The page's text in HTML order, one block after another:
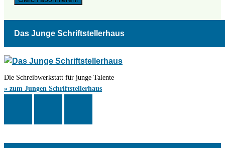
Das Junge Schriftstellerhaus
Die Schreibwerkstatt für junge Talente
» zum Jungen Schriftstellerhaus